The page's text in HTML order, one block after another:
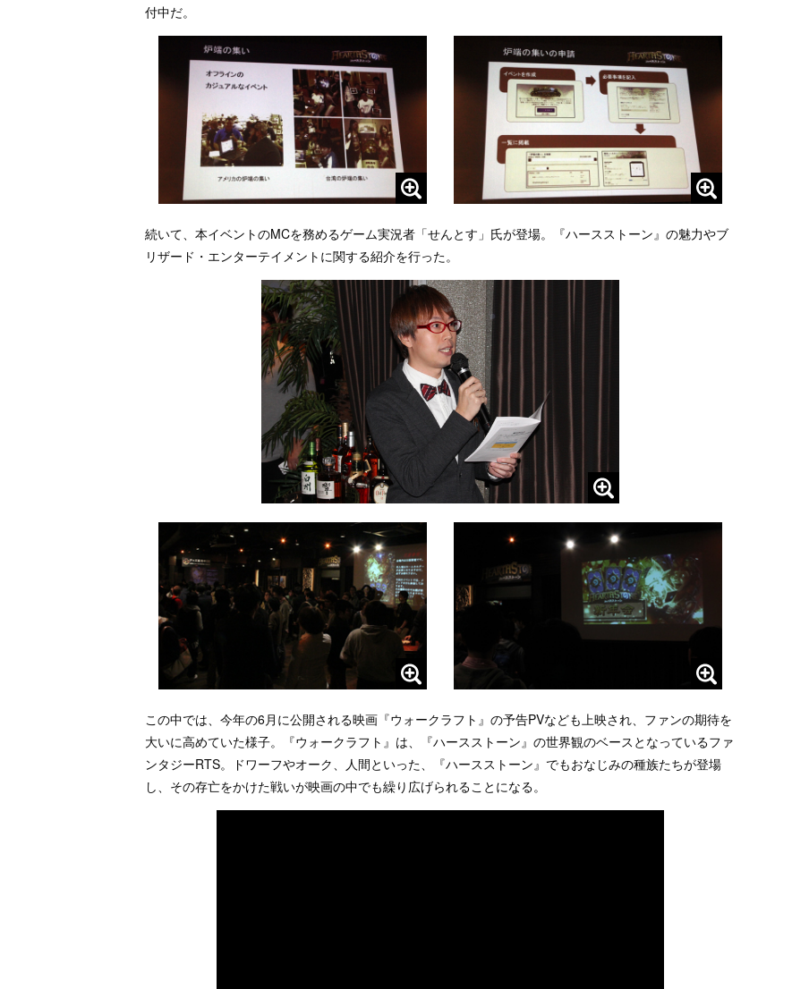
付中だ。
続いて、本イベントのMCを務めるゲーム実況者「せんとす」氏が登場。『ハースストーン』の魅力やブ
リザード・エンターテイメントに関する紹介を行った。
この中では、今年の6月に公開される映画『ウォークラフト』の予告PVなども上映され、ファンの期待を
大いに高めていた様子。『ウォークラフト』は、『ハースストーン』の世界観のベースとなっているファ
ンタジーRTS。ドワーフやオーク、人間といった、『ハースストーン』でもおなじみの種族たちが登場
し、その存亡をかけた戦いが映画の中でも繰り広げられることになる。